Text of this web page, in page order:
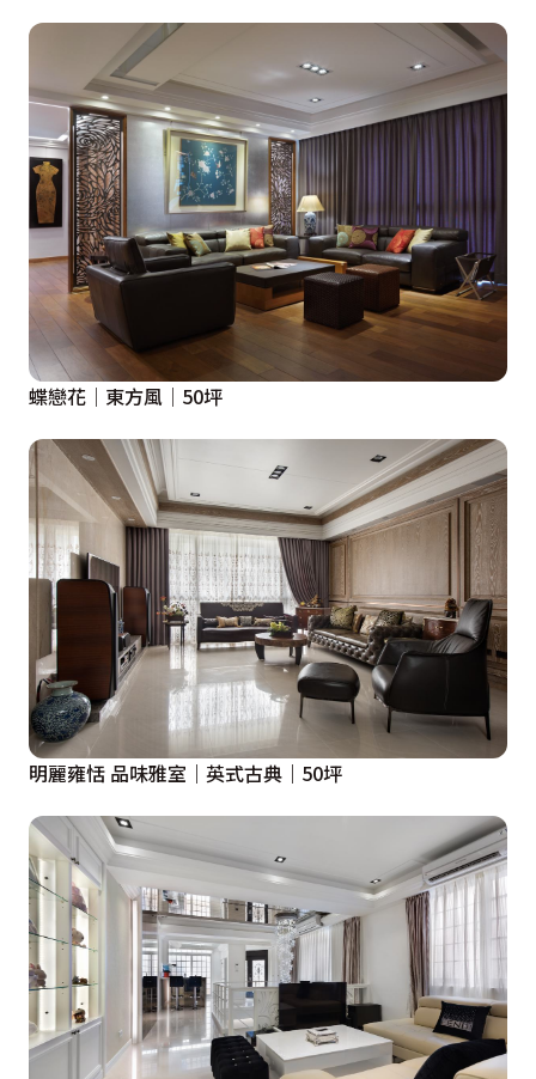
蝶戀花│東方風│50坪
明麗雍恬 品味雅室｜英式古典｜50坪